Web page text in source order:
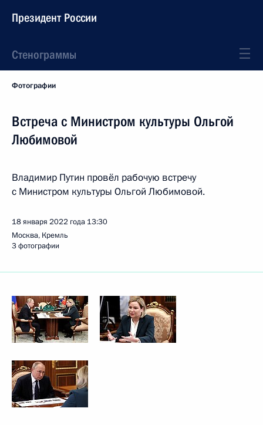
Президент России
Стенограммы
Фотографии
Встреча с Министром культуры Ольгой
Любимовой
Владимир Путин провёл рабочую встречу
с Министром культуры Ольгой Любимовой.
18 января 2022 года 13:30
Москва, Кремль
3 фотографии